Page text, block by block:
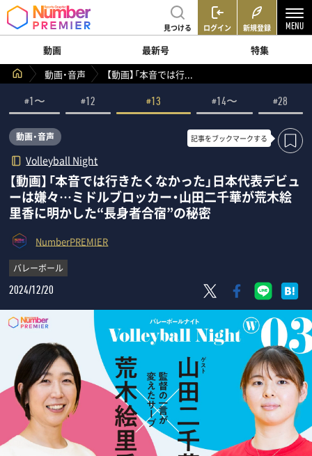
見つける ログイン 新規登録
動画 最新号
特集
動画・音声
【動画】「本音では行...
#1〜 #12 #13 #14〜 #28
動画・音声
Volleyball Night
記事をブックマークする
【動画】「本音では行きたくなかった」日本代表デビュ
ーは嫌々…ミドルブロッカー・山田二千華が荒木絵
里香に明かした“長身者合宿”の秘密
NumberPREMIER
バレーボール
2024/12/20